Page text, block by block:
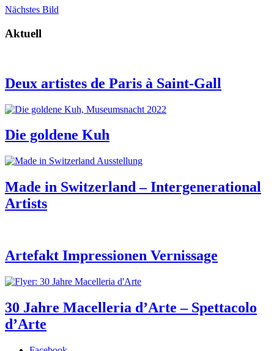
Nächstes Bild
Aktuell
Deux artistes de Paris à Saint-Gall
Die goldene Kuh
Made in Switzerland – Intergenerational
Artists
Artefakt Impressionen Vernissage
30 Jahre Macelleria d’Arte – Spettacolo
d’Arte